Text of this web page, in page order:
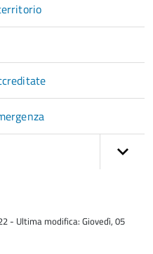
- Ultima modifica: Giovedì, 05